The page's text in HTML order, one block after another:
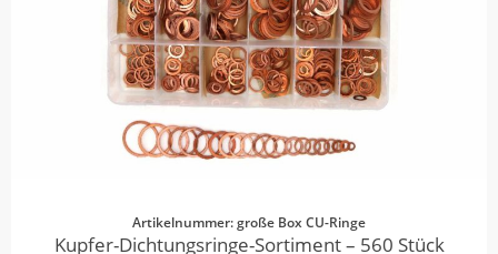
Artikelnummer: große Box CU-Ringe
Kupfer-Dichtungsringe-Sortiment – 560 Stück